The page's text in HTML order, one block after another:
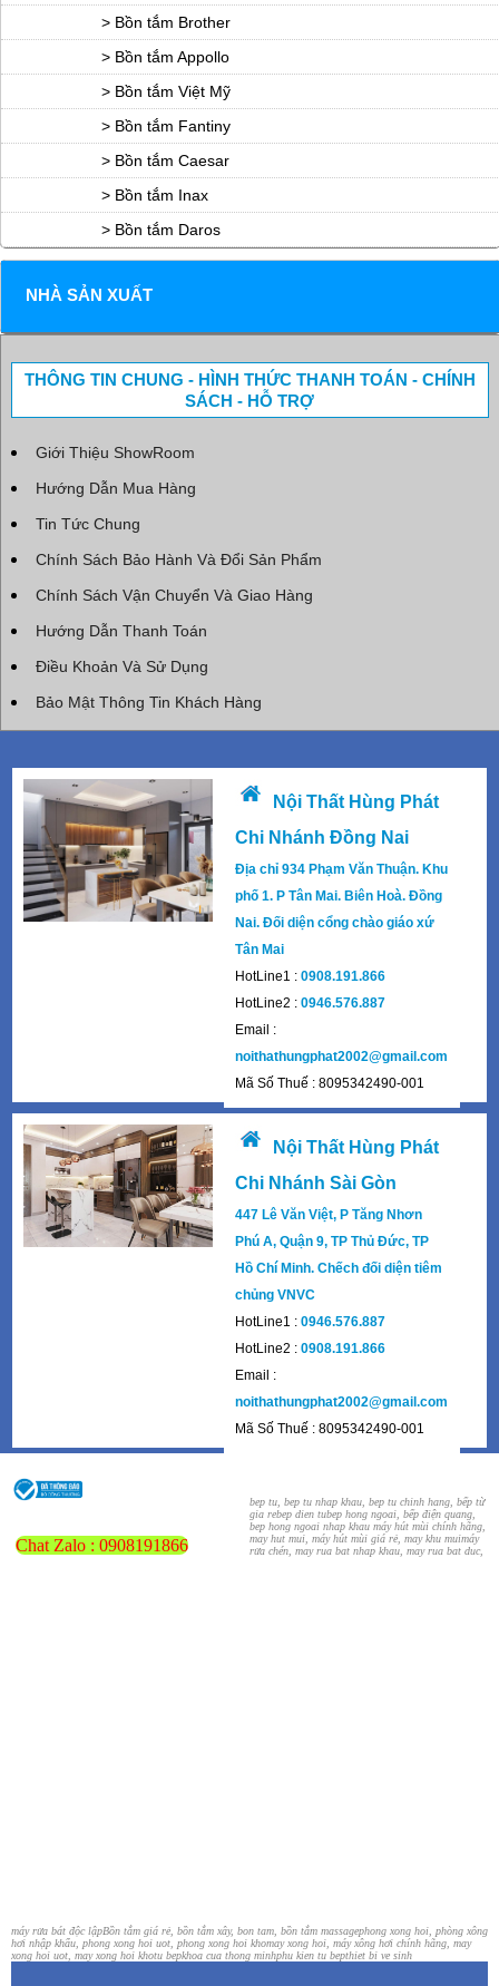
> Bồn tắm Brother
> Bồn tắm Appollo
> Bồn tắm Việt Mỹ
> Bồn tắm Fantiny
> Bồn tắm Caesar
> Bồn tắm Inax
> Bồn tắm Daros
NHÀ SẢN XUẤT
THÔNG TIN CHUNG - HÌNH THỨC THANH TOÁN - CHÍNH
SÁCH - HỖ TRỢ
Giới Thiệu ShowRoom
Hướng Dẫn Mua Hàng
Tin Tức Chung
Chính Sách Bảo Hành Và Đổi Sản Phẩm
Chính Sách Vận Chuyển Và Giao Hàng
Hướng Dẫn Thanh Toán
Điều Khoản Và Sử Dụng
Bảo Mật Thông Tin Khách Hàng
Nội Thất Hùng Phát
Chi Nhánh Đồng Nai
Địa chỉ 934 Phạm Văn Thuận. Khu
phố 1. P Tân Mai. Biên Hoà. Đồng
Nai. Đối diện cổng chào giáo xứ
Tân Mai
HotLine1 :0908.191.866
HotLine2 :0946.576.887
Email :
noithathungphat2002@gmail.com
Mã Số Thuế : 8095342490-001
Nội Thất Hùng Phát
Chi Nhánh Sài Gòn
447 Lê Văn Việt, P Tăng Nhơn
Phú A, Quận 9, TP Thủ Đức, TP
Hồ Chí Minh. Chếch đối diện tiêm
chủng VNVC
HotLine1 :0946.576.887
HotLine2 :0908.191.866
Email :
noithathungphat2002@gmail.com
Mã Số Thuế : 8095342490-001
Chat Zalo : 0908191866
bep tu, bep tu nhap khau, bep tu chinh hang, bếp từ
gia rebep dien tubep hong ngoai, bếp điện quang,
bep hong ngoai nhap khau máy hút mùi chính hãng,
may hut mui, máy hút mùi giá rẻ, may khu muimáy
rửa chén, may rua bat nhap khau, may rua bat duc,
máy rửa bát độc lậpBồn tắm giá rẻ, bồn tắm xây, bon tam, bồn tắm massagephong xong hoi, phòng xông
hơi nhập khẩu, phong xong hoi uot, phong xong hoi khomay xong hoi, máy xông hơi chính hãng, may
xong hoi uot, may xong hoi khotu bepkhoa cua thong minhphu kien tu bepthiet bi ve sinh